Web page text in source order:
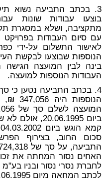
3. בכתב התביעה נשוא
בוצעו עבודות שונות
מתקציבה, ושלא במסגרת
עם סיום העבודות
לאישור התשלום על-ידי
הנוספות שבוצעו לבקשת
בינה לבין המועצה
העבודות הנוספות למועצה.
4. בכתב התביעה נטען כי
ביום
סכום החוב, בצירוף
האחים נסור המחתה את
לחברת נסרי נסור ובניו
לכתב המחאה מיום 05.06.1995.